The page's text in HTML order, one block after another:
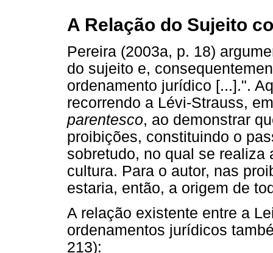
A Relação do Sujeito
Pereira (2003a, p. 18)
do sujeito e,
ordenamento jurídico [...].".
recorrendo a Lévi-Strauss,
parentesco, ao demonstrar
proibições, constituindo o
sobretudo, no qual se realiza
cultura. Para o autor, nas
estaria, então, a origem de
A relação existente entre a
ordenamentos jurídicos
213):